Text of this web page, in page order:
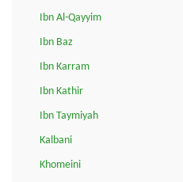
Ibn Al-Qayyim
Ibn Baz
Ibn Karram
Ibn Kathir
Ibn Taymiyah
Kalbani
Khomeini